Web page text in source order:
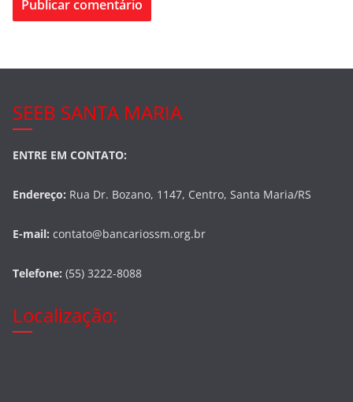
SEEB SANTA MARIA
ENTRE EM CONTATO:
Endereço: Rua Dr. Bozano, 1147, Centro, Santa Maria/RS
E-mail: contato@bancariossm.org.br
Telefone: (55) 3222-8088
Localização: